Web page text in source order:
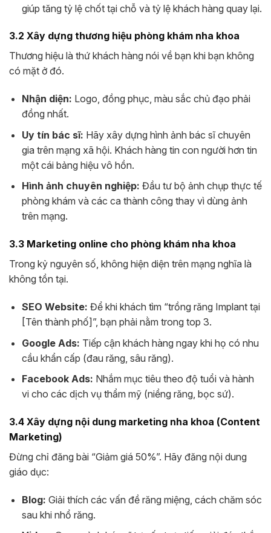
giúp tăng tỷ lệ chốt tại chỗ và tỷ lệ khách hàng quay lại.
3.2 Xây dựng thương hiệu phòng khám nha khoa
Thương hiệu là thứ khách hàng nói về bạn khi bạn không
có mặt ở đó.
Nhận diện: Logo, đồng phục, màu sắc chủ đạo phải
đồng nhất.
Uy tín bác sĩ: Hãy xây dựng hình ảnh bác sĩ chuyên
gia trên mạng xã hội. Khách hàng tin con người hơn tin
một cái bảng hiệu vô hồn.
Hình ảnh chuyên nghiệp: Đầu tư bộ ảnh chụp thực tế
phòng khám và các ca thành công thay vì dùng ảnh
trên mạng.
3.3 Marketing online cho phòng khám nha khoa
Trong kỷ nguyên số, không hiện diện trên mạng nghĩa là
không tồn tại.
SEO Website: Để khi khách tìm “trồng răng Implant tại
[Tên thành phố]”, bạn phải nằm trong top 3.
Google Ads: Tiếp cận khách hàng ngay khi họ có nhu
cầu khẩn cấp (đau răng, sâu răng).
Facebook Ads: Nhắm mục tiêu theo độ tuổi và hành
vi cho các dịch vụ thẩm mỹ (niềng răng, bọc sứ).
3.4 Xây dựng nội dung marketing nha khoa (Content
Marketing)
Đừng chỉ đăng bài “Giảm giá 50%”. Hãy đăng nội dung
giáo dục:
Blog: Giải thích các vấn đề răng miệng, cách chăm sóc
sau khi nhổ răng.